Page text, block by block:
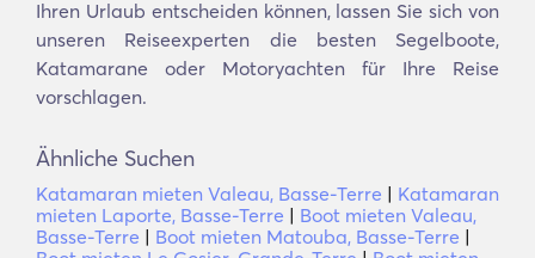
Ihren Urlaub entscheiden können, lassen Sie sich von
unseren Reiseexperten die besten Segelboote,
Katamarane oder Motoryachten für Ihre Reise
vorschlagen.
Ähnliche Suchen
Katamaran mieten Valeau, Basse-Terre | Katamaran
mieten Laporte, Basse-Terre | Boot mieten Valeau,
Basse-Terre | Boot mieten Matouba, Basse-Terre |